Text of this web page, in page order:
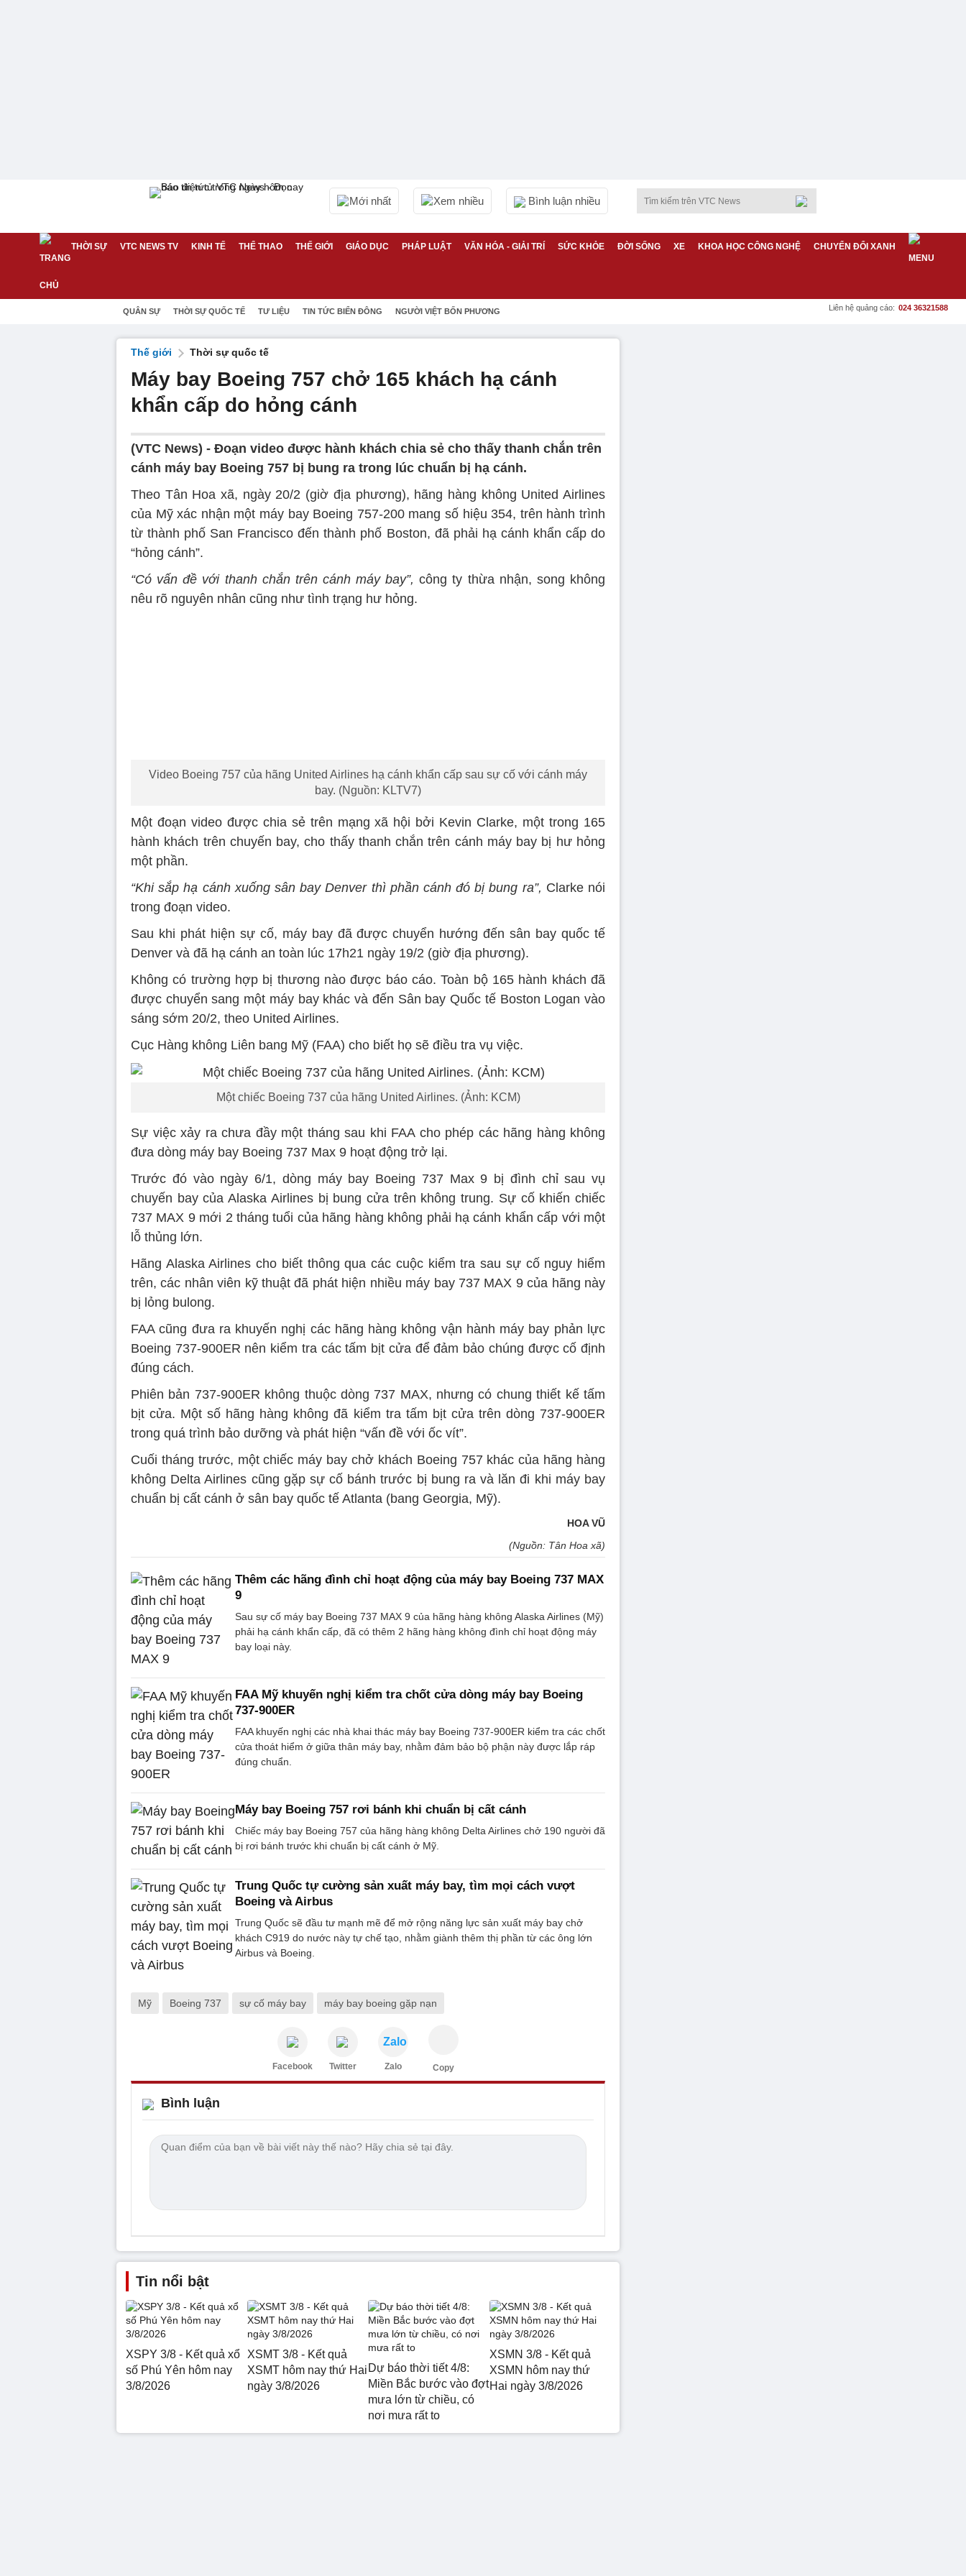
Mới nhất Xem nhiều Bình luận nhiều
THỜI SỰ VTC NEWS TV KINH TẾ THỂ THAO THẾ GIỚI GIÁO DỤC PHÁP LUẬT VĂN HÓA - GIẢI TRÍ SỨC KHỎE ĐỜI SỐNG XE KHOA HỌC CÔNG NGHỆ CHUYỂN ĐỔI XANH
QUÂN SỰ THỜI SỰ QUỐC TẾ TƯ LIỆU TIN TỨC BIỂN ĐÔNG NGƯỜI VIỆT BỐN PHƯƠNG Liên hệ quảng cáo: 024 36321588
Thế giới Thời sự quốc tế
Máy bay Boeing 757 chở 165 khách hạ cánh
khẩn cấp do hỏng cánh
(VTC News) - Đoạn video được hành khách chia sẻ cho thấy thanh chắn trên
cánh máy bay Boeing 757 bị bung ra trong lúc chuẩn bị hạ cánh.
Theo Tân Hoa xã, ngày 20/2 (giờ địa phương), hãng hàng không United Airlines
của Mỹ xác nhận một máy bay Boeing 757-200 mang số hiệu 354, trên hành trình
từ thành phố San Francisco đến thành phố Boston, đã phải hạ cánh khẩn cấp do
“hỏng cánh”.
“Có vấn đề với thanh chắn trên cánh máy bay”, công ty thừa nhận, song không
nêu rõ nguyên nhân cũng như tình trạng hư hỏng.
Video Boeing 757 của hãng United Airlines hạ cánh khẩn cấp sau sự cố với cánh máy
bay. (Nguồn: KLTV7)
Một đoạn video được chia sẻ trên mạng xã hội bởi Kevin Clarke, một trong 165
hành khách trên chuyến bay, cho thấy thanh chắn trên cánh máy bay bị hư hỏng
một phần.
“Khi sắp hạ cánh xuống sân bay Denver thì phần cánh đó bị bung ra”, Clarke nói
trong đoạn video.
Sau khi phát hiện sự cố, máy bay đã được chuyển hướng đến sân bay quốc tế
Denver và đã hạ cánh an toàn lúc 17h21 ngày 19/2 (giờ địa phương).
Không có trường hợp bị thương nào được báo cáo. Toàn bộ 165 hành khách đã
được chuyển sang một máy bay khác và đến Sân bay Quốc tế Boston Logan vào
sáng sớm 20/2, theo United Airlines.
Cục Hàng không Liên bang Mỹ (FAA) cho biết họ sẽ điều tra vụ việc.
Một chiếc Boeing 737 của hãng United Airlines. (Ảnh: KCM)
Sự việc xảy ra chưa đầy một tháng sau khi FAA cho phép các hãng hàng không
đưa dòng máy bay Boeing 737 Max 9 hoạt động trở lại.
Trước đó vào ngày 6/1, dòng máy bay Boeing 737 Max 9 bị đình chỉ sau vụ
chuyến bay của Alaska Airlines bị bung cửa trên không trung. Sự cố khiến chiếc
737 MAX 9 mới 2 tháng tuổi của hãng hàng không phải hạ cánh khẩn cấp với một
lỗ thủng lớn.
Hãng Alaska Airlines cho biết thông qua các cuộc kiểm tra sau sự cố nguy hiểm
trên, các nhân viên kỹ thuật đã phát hiện nhiều máy bay 737 MAX 9 của hãng này
bị lỏng bulong.
FAA cũng đưa ra khuyến nghị các hãng hàng không vận hành máy bay phản lực
Boeing 737-900ER nên kiểm tra các tấm bịt cửa để đảm bảo chúng được cố định
đúng cách.
Phiên bản 737-900ER không thuộc dòng 737 MAX, nhưng có chung thiết kế tấm
bịt cửa. Một số hãng hàng không đã kiểm tra tấm bịt cửa trên dòng 737-900ER
trong quá trình bảo dưỡng và phát hiện “vấn đề với ốc vít”.
Cuối tháng trước, một chiếc máy bay chở khách Boeing 757 khác của hãng hàng
không Delta Airlines cũng gặp sự cố bánh trước bị bung ra và lăn đi khi máy bay
chuẩn bị cất cánh ở sân bay quốc tế Atlanta (bang Georgia, Mỹ).
HOA VŨ
(Nguồn: Tân Hoa xã)
Thêm các hãng đình chỉ hoạt động của máy bay Boeing 737 MAX
9
Sau sự cố máy bay Boeing 737 MAX 9 của hãng hàng không Alaska Airlines (Mỹ)
phải hạ cánh khẩn cấp, đã có thêm 2 hãng hàng không đình chỉ hoạt động máy
bay loại này.
FAA Mỹ khuyến nghị kiểm tra chốt cửa dòng máy bay Boeing
737-900ER
FAA khuyến nghị các nhà khai thác máy bay Boeing 737-900ER kiểm tra các chốt
cửa thoát hiểm ở giữa thân máy bay, nhằm đảm bảo bộ phận này được lắp ráp
đúng chuẩn.
Máy bay Boeing 757 rơi bánh khi chuẩn bị cất cánh
Chiếc máy bay Boeing 757 của hãng hàng không Delta Airlines chở 190 người đã
bị rơi bánh trước khi chuẩn bị cất cánh ở Mỹ.
Trung Quốc tự cường sản xuất máy bay, tìm mọi cách vượt
Boeing và Airbus
Trung Quốc sẽ đầu tư mạnh mẽ để mở rộng năng lực sản xuất máy bay chở
khách C919 do nước này tự chế tạo, nhằm giành thêm thị phần từ các ông lớn
Airbus và Boeing.
Mỹ Boeing 737 sự cố máy bay máy bay boeing gặp nạn
Facebook Twitter
Zalo
Zalo Copy
Bình luận
Tin nổi bật
XSPY 3/8 - Kết quả xổ
số Phú Yên hôm nay
3/8/2026
XSMT 3/8 - Kết quả
XSMT hôm nay thứ Hai
ngày 3/8/2026
Dự báo thời tiết 4/8:
Miền Bắc bước vào đợt
mưa lớn từ chiều, có
nơi mưa rất to
XSMN 3/8 - Kết quả
XSMN hôm nay thứ
Hai ngày 3/8/2026